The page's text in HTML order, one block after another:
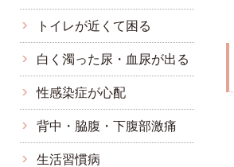
トイレが近くて困る
白く濁った尿・血尿が出る
性感染症が心配
背中・脇腹・下腹部激痛
生活習慣病